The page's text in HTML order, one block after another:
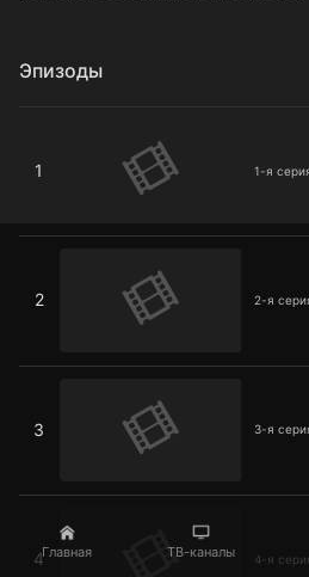
Главная ТВ-каналы
Эпизоды
1 1-я
2 2-я
3 3-я
4 4-я